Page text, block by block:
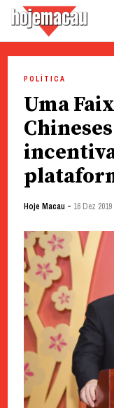
content
POLÍTICA
Uma
Hoje Macau - 16 Dez 2019